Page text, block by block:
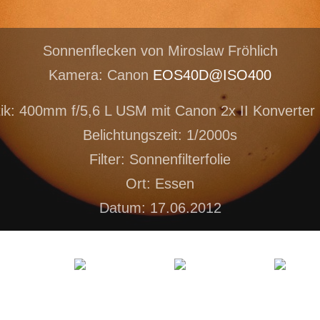
Sonnenflecken von Miroslaw Fröhlich
Kamera: Canon EOS40D@ISO400
400mm f/5,6 L USM mit Canon 2x II Konverter
Belichtungszeit: 1/2000s
Filter: Sonnenfilterfolie
Ort: Essen
Datum: 17.06.2012